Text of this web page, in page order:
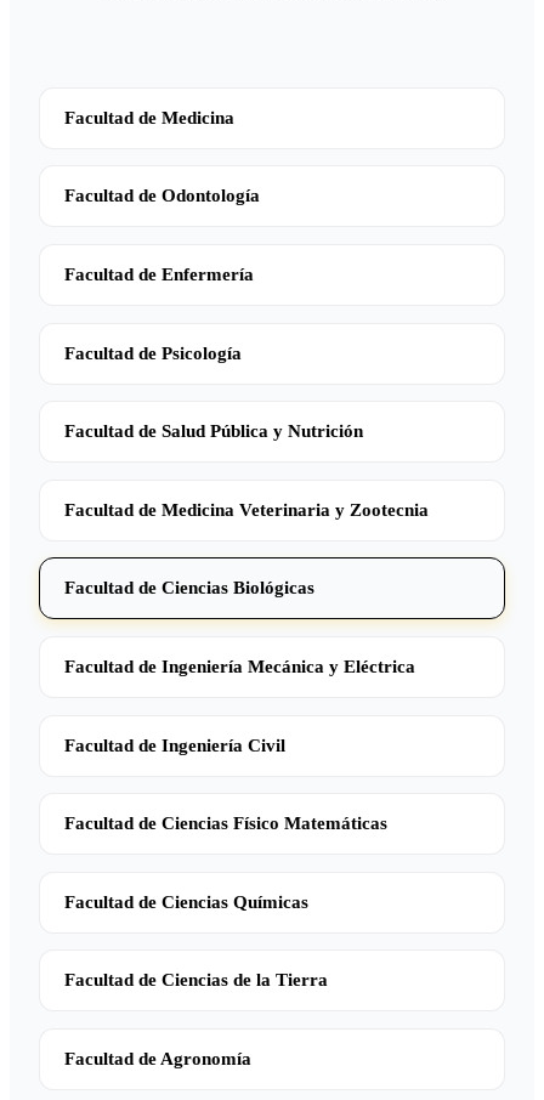
Facultad de Medicina
Facultad de Odontología
Facultad de Enfermería
Facultad de Psicología
Facultad de Salud Pública y Nutrición
Facultad de Medicina Veterinaria y Zootecnia
Facultad de Ciencias Biológicas
Facultad de Ingeniería Mecánica y Eléctrica
Facultad de Ingeniería Civil
Facultad de Ciencias Físico Matemáticas
Facultad de Ciencias Químicas
Facultad de Ciencias de la Tierra
Facultad de Agronomía